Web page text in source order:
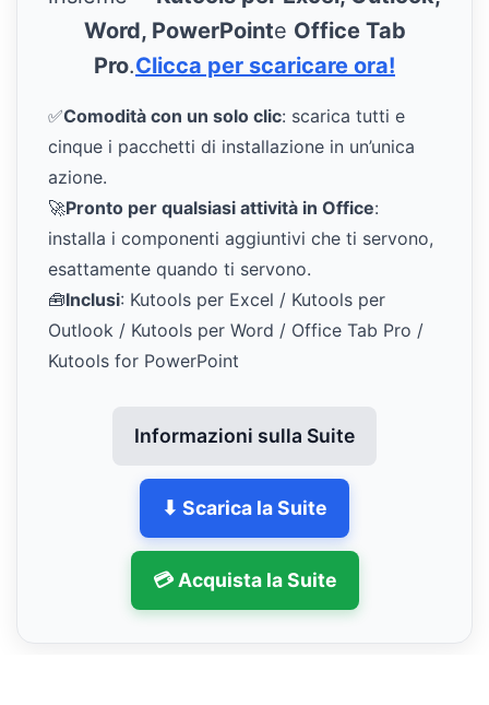
Word, PowerPointe Office Tab
Pro.Clicca per scaricare ora!
✅Comodità con un solo clic: scarica tutti e
cinque i pacchetti di installazione in un’unica
azione.
🚀Pronto per qualsiasi attività in Office:
installa i componenti aggiuntivi che ti servono,
esattamente quando ti servono.
🧰Inclusi: Kutools per Excel / Kutools per
Outlook / Kutools per Word / Office Tab Pro /
Kutools for PowerPoint
Informazioni sulla Suite
⬇ Scarica la Suite
💳 Acquista la Suite